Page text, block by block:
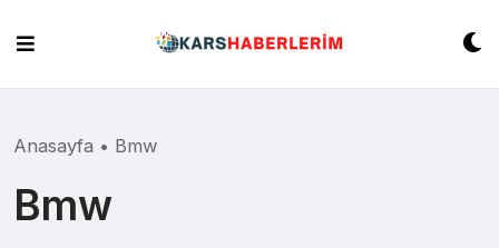
content
Anasayfa • Bmw
Bmw